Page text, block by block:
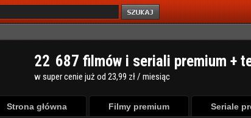
22 687 filmów i seriali premium +
w super cenie już od 23,99 zł / miesiąc
Strona główna Filmy premium Seriale